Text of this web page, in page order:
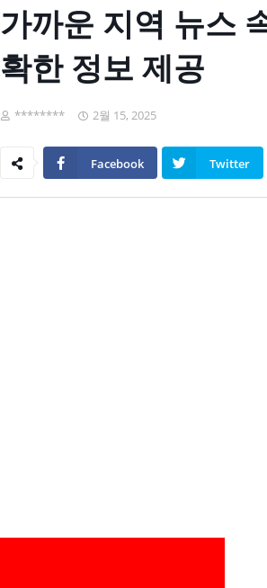
가까운 지역 뉴스
확한 정보 제공
******** 2월 15, 2025
Facebook Twitter